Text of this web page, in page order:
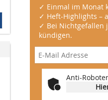
✓ Einmal im Monat
✓ Heft-Highlights –
✓ Bei Nichtgefallen
kündigen.
Anti-